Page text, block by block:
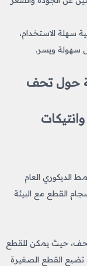
سهلة الاستخدام،
سهولة ويسر.
حول تحف
الديكوري العام
القطع مع البيئة
حيث يمكن للقطع
تضيع القطع الصغيرة